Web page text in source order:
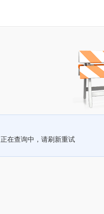
正在查询中，请刷新重试